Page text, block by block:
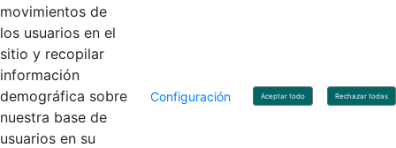
Contacto
Línea de servicio al ciudadano: +57(601) 492 64 00
Correo Institucional:
Correo de notificaciones judiciales:
notificacionjudicial@contaduria.gov.co
Correo de Asuntos disciplinarios:
asuntosdisciplinarios@contaduria.gov.co
movimientos de
los usuarios en el
sitio y recopilar
información
demográfica sobre
nuestra base de
usuarios en su
Configuración Aceptar todo Rechazar todas